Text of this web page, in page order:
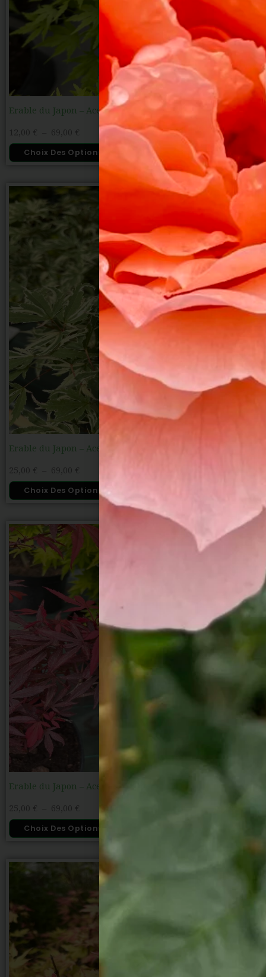
Erable du Japon – Acer palmatum ‘Going Green’
12,00 € 69,00 €
Choix Des Options
Erable du Japon – Acer palmatum ‘Butterfly’
25,00 € 69,00 €
Choix Des Options
Erable du Japon – Acer palmatum ‘Shaina’
25,00 € 69,00 €
Choix Des Options